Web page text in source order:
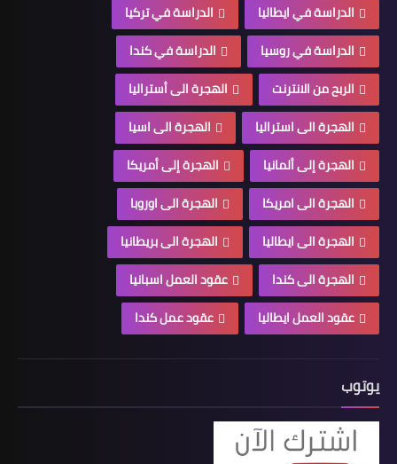
الدراسة في ايطاليا
الدراسة في تركيا
الدراسة في روسيا
الدراسة في كندا
الربح من الانترنت
الهجرة الى أستراليا
الهجرة الى استراليا
الهجرة الى اسيا
الهجرة إلى ألمانيا
الهجرة إلى أمريكا
الهجرة الى امريكا
الهجرة الى اوروبا
الهجرة الى ايطاليا
الهجرة الى بريطانيا
الهجرة الى كندا
عقود العمل اسبانيا
عقود العمل ايطاليا
عقود عمل كندا
يوتوب